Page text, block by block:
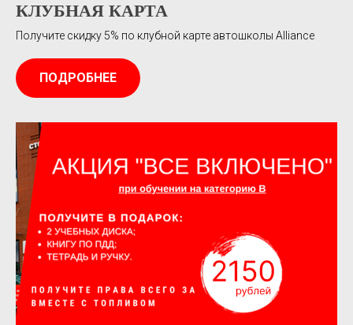
КЛУБНАЯ КАРТА
Получите скидку 5% по клубной карте автошколы Alliance
ПОДРОБНЕЕ